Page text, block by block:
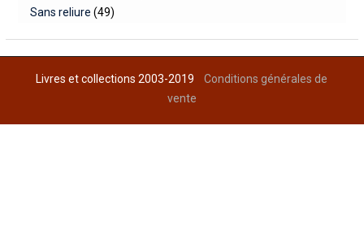
Sans reliure (49)
Livres et collections 2003-2019Conditions générales de
vente